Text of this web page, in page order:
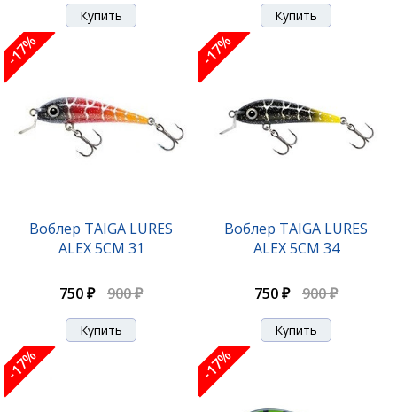
-17%
Воблер TAIGA LURES
ALEX 5CM 31
750 ₽ 900 ₽
-17%
Воблер TAIGA LURES
ALEX 5CM 34
750 ₽ 900 ₽
-17% -17%